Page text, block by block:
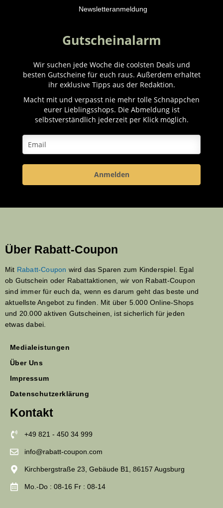
Newsletteranmeldung
Gutscheinalarm
Wir suchen jede Woche die coolsten Deals und
besten Gutscheine für euch raus. Außerdem erhaltet
ihr exklusive Tipps aus der Redaktion.
Macht mit und verpasst nie mehr tolle Schnäppchen
eurer Lieblingsshops. Die Abmeldung ist
selbstverständlich jederzeit per Klick möglich.
Anmelden
Über Rabatt-Coupon
Mit Rabatt-Coupon wird das Sparen zum Kinderspiel. Egal
ob Gutschein oder Rabattaktionen, wir von Rabatt-Coupon
sind immer für euch da, wenn es darum geht das beste und
aktuellste Angebot zu finden. Mit über 5.000 Online-Shops
und 20.000 aktiven Gutscheinen, ist sicherlich für jeden
etwas dabei.
Medialeistungen
Über Uns
Impressum
Datenschutzerklärung
Kontakt
+49 821 - 450 34 999
info@rabatt-coupon.com
Kirchbergstraße 23, Gebäude B1, 86157 Augsburg
Mo.-Do : 08-16 Fr : 08-14